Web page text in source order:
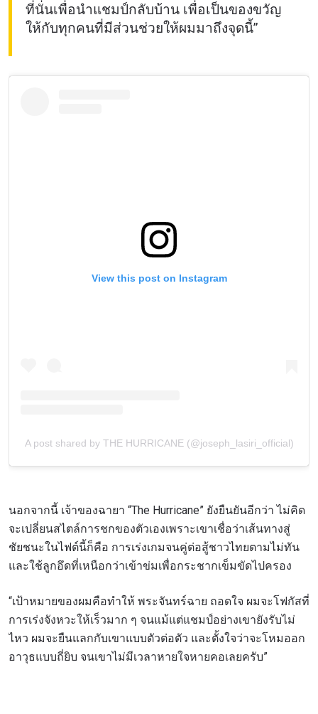
ที่นั่นเพื่อนำแชมป์กลับบ้าน เพื่อเป็นของขวัญ
ให้กับทุกคนที่มีส่วนช่วยให้ผมมาถึงจุดนี้”
View this post on Instagram
A post shared by THE HURRICANE (@joseph_lasiri_official)
นอกจากนี้ เจ้าของฉายา “The Hurricane” ยังยืนยันอีกว่า ไม่คิด
จะเปลี่ยนสไตล์การชกของตัวเองเพราะเขาเชื่อว่าเส้นทางสู่
ชัยชนะในไฟต์นี้ก็คือ การเร่งเกมจนคู่ต่อสู้ชาวไทยตามไม่ทัน
และใช้ลูกอึดที่เหนือกว่าเข้าข่มเพื่อกระชากเข็มขัดไปครอง
“เป้าหมายของผมคือทำให้ พระจันทร์ฉาย ถอดใจ ผมจะโฟกัสที่
การเร่งจังหวะให้เร็วมาก ๆ จนแม้แต่แชมป์อย่างเขายังรับไม่
ไหว ผมจะยืนแลกกับเขาแบบตัวต่อตัว และตั้งใจว่าจะโหมออก
อาวุธแบบถี่ยิบ จนเขาไม่มีเวลาหายใจหายคอเลยครับ”